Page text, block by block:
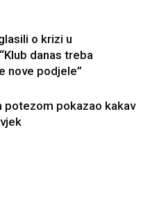
o krizi u
danas treba
nove podjele”
potezom pokazao kakav